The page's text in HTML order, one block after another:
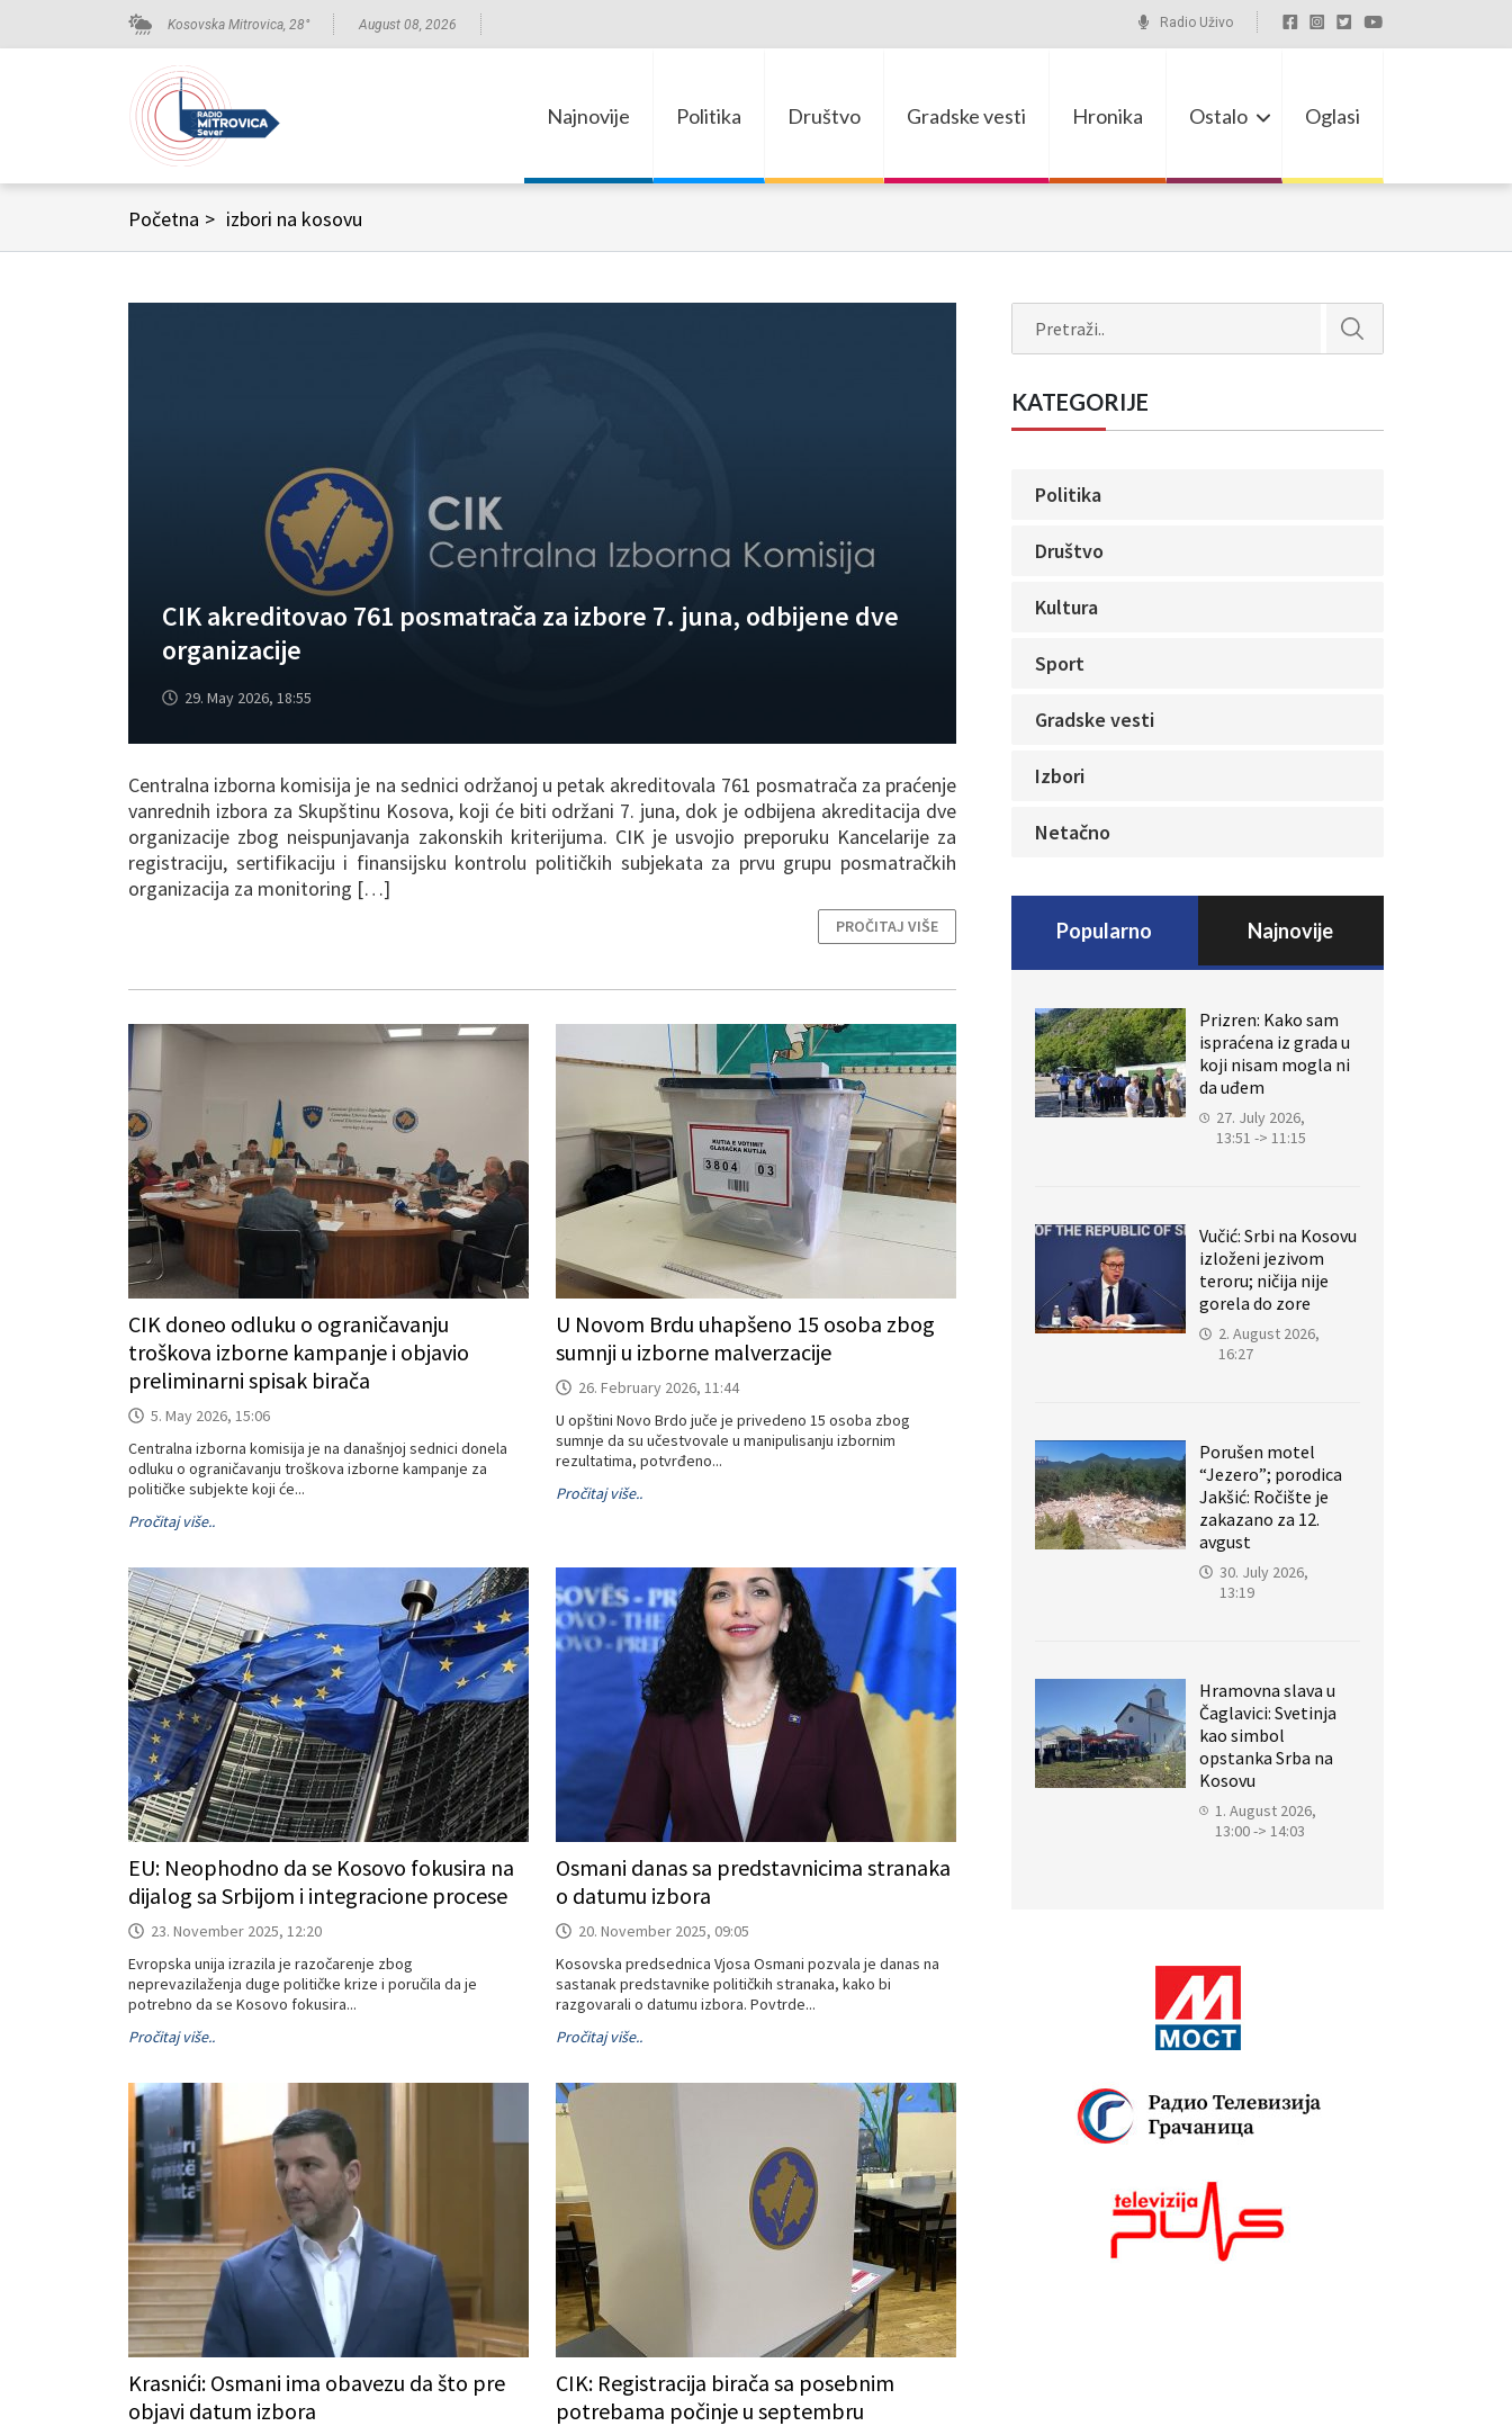
Kosovska Mitrovica, 28° August 08, 2026 Radio Uživo
Najnovije Politika Društvo Gradske vesti Hronika Ostalo Oglasi
Početna > izbori na kosovu
CIK akreditovao 761 posmatrača za izbore 7. juna, odbijene dve
organizacije
29. May 2026, 18:55
Centralna izborna komisija je na sednici održanoj u petak akreditovala 761 posmatrača za praćenje
vanrednih izbora za Skupštinu Kosova, koji će biti održani 7. juna, dok je odbijena akreditacija dve
organizacije zbog neispunjavanja zakonskih kriterijuma. CIK je usvojio preporuku Kancelarije za
registraciju, sertifikaciju i finansijsku kontrolu političkih subjekata za prvu grupu posmatračkih
organizacija za monitoring […]
PROČITAJ VIŠE
CIK doneo odluku o ograničavanju
troškova izborne kampanje i objavio
preliminarni spisak birača
5. May 2026, 15:06
Centralna izborna komisija je na današnjoj sednici donela
odluku o ograničavanju troškova izborne kampanje za
političke subjekte koji će...
Pročitaj više..
U Novom Brdu uhapšeno 15 osoba zbog
sumnji u izborne malverzacije
26. February 2026, 11:44
U opštini Novo Brdo juče je privedeno 15 osoba zbog
sumnje da su učestvovale u manipulisanju izbornim
rezultatima, potvrđeno...
Pročitaj više..
EU: Neophodno da se Kosovo fokusira na
dijalog sa Srbijom i integracione procese
23. November 2025, 12:20
Evropska unija izrazila je razočarenje zbog
neprevazilaženja duge političke krize i poručila da je
potrebno da se Kosovo fokusira...
Pročitaj više..
Osmani danas sa predstavnicima stranaka
o datumu izbora
20. November 2025, 09:05
Kosovska predsednica Vjosa Osmani pozvala je danas na
sastanak predstavnike političkih stranaka, kako bi
razgovarali o datumu izbora. Povtrde...
Pročitaj više..
Krasnići: Osmani ima obavezu da što pre
objavi datum izbora
CIK: Registracija birača sa posebnim
potrebama počinje u septembru
KATEGORIJE
Politika
Društvo
Kultura
Sport
Gradske vesti
Izbori
Netačno
Popularno Najnovije
Prizren: Kako sam
ispraćena iz grada u
koji nisam mogla ni
da uđem
27. July 2026,
13:51 -> 11:15
Vučić: Srbi na Kosovu
izloženi jezivom
teroru; ničija nije
gorela do zore
2. August 2026,
16:27
Porušen motel
“Jezero”; porodica
Jakšić: Ročište je
zakazano za 12.
avgust
30. July 2026,
13:19
Hramovna slava u
Čaglavici: Svetinja
kao simbol
opstanka Srba na
Kosovu
1. August 2026,
13:00 -> 14:03